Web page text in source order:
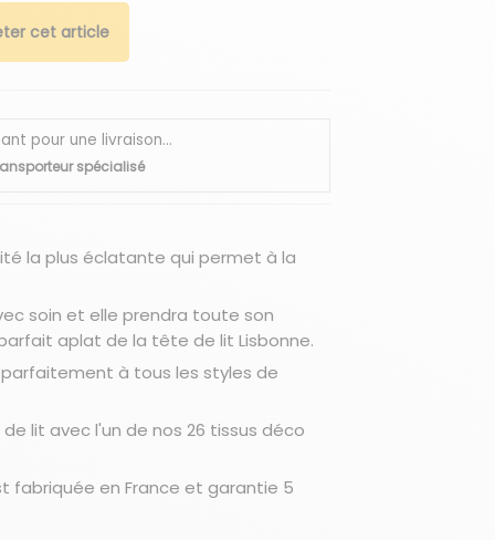
cet article
pour une livraison...
spécialisé
la plus éclatante qui permet à la
soin et elle prendra toute son
aplat de la tête de lit Lisbonne.
à tous les styles de
lit avec l'un de nos 26 tissus déco
fabriquée en France et garantie 5